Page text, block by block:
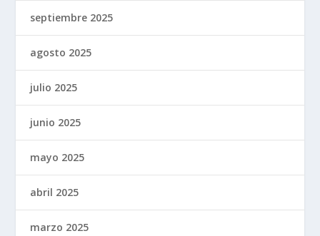
septiembre 2025
agosto 2025
julio 2025
junio 2025
mayo 2025
abril 2025
marzo 2025